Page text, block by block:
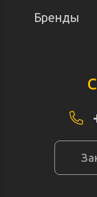
Бренды